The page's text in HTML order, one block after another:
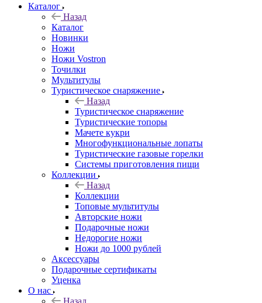
Каталог
Назад
Каталог
Новинки
Ножи
Ножи Vostron
Точилки
Мультитулы
Туристическое снаряжение
Назад
Туристическое снаряжение
Туристические топоры
Мачете кукри
Многофункциональные лопаты
Туристические газовые горелки
Системы приготовления пищи
Коллекции
Назад
Коллекции
Топовые мультитулы
Авторские ножи
Подарочные ножи
Недорогие ножи
Ножи до 1000 рублей
Аксессуары
Подарочные сертификаты
Уценка
О нас
Назад